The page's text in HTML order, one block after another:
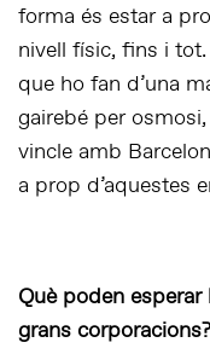
forma és estar a
nivell físic, fins i
que ho fan d’una
gairebé per
vincle amb
a prop d’aquestes
Què poden
grans